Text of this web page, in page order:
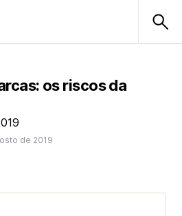
os riscos da
de 2019